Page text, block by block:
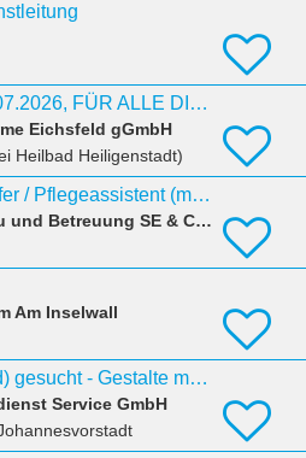
BEWERBERTAG AM 22.07.2026, FÜR ALLE DIE GERN IM PFLEGEBEREICH ARBEITEN MÖCHTEN (m/w/d)
Eichsfeld gGmbH
Heilbad Heiligenstadt)
Ausbildung Pflegefachhelfer / Pflegeassistent (m/w/d) Start 2027 K&S Seniorenresidenz Erfurt
K & S – Dr. Krantz Sozialbau und Betreuung SE & Co. KG
Am Inselwall
Pflegedienstleitung (m/w/d) gesucht - Gestalte mit uns die Pflege
Service GmbH